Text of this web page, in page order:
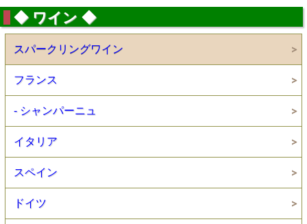
◆ ワイン ◆
スパークリングワイン
フランス
- シャンパーニュ
イタリア
スペイン
ドイツ